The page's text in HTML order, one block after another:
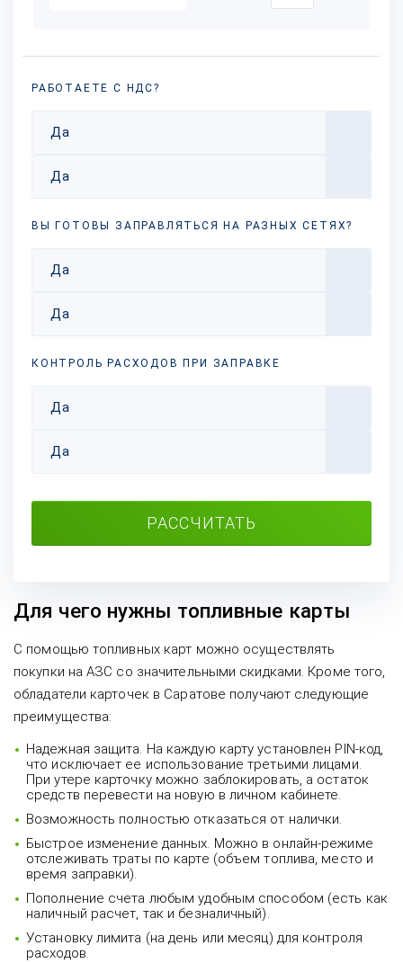
РАБОТАЕТЕ С НДС?
Да
Да
ВЫ ГОТОВЫ ЗАПРАВЛЯТЬСЯ НА РАЗНЫХСЕТЯХ?
Да
Да
КОНТРОЛЬ РАСХОДОВ ПРИ ЗАПРАВКЕ
Да
Да
РАССЧИТАТЬ
Для чего нужны топливные карты
С помощью топливных карт можно осуществлять
покупки на АЗС со значительными скидками. Кроме того,
обладатели карточек в Саратове получают следующие
преимущества:
Надежная защита. На каждую карту установлен PIN-код,
что исключает ее использование третьими лицами.
При утере карточку можно заблокировать, а остаток
средств перевести на новую в личном кабинете.
Возможность полностью отказаться от налички.
Быстрое изменение данных. Можно в онлайн-режиме
отслеживать траты по карте (объем топлива, место и
время заправки).
Пополнение счета любым удобным способом (есть как
наличный расчет, так и безналичный).
Установку лимита (на день или месяц) для контроля
расходов.